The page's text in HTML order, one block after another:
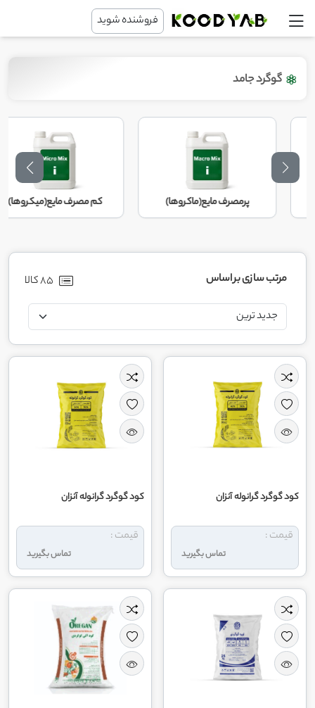
فروشنده شوید
گوگرد جامد
پرمصرف مایع(ماکروها) کم مصرف مایع(میکروها)
85 کالا مرتب سازی بر اساس
کود گوگرد گرانوله آنزان
تماس بگیرید
قیمت :
کود گوگرد گرانوله آنزان
تماس بگیرید
قیمت :